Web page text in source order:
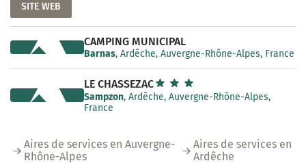
SITE WEB
CAMPING MUNICIPAL
Barnas, Ardêche, Auvergne-Rhône-Alpes, France
LE CHASSEZAC
Sampzon, Ardêche, Auvergne-Rhône-Alpes,
France
Aires de services en Auvergne-
Rhône-Alpes
Aires de services en
Ardêche